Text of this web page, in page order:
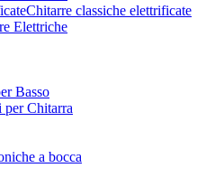
Chitarre classiche elettrificate
Elettriche
Basso
per Chitarra
a bocca